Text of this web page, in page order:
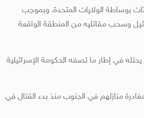
بوساطة الولايات المتحدة. وبموجب
وسحب مقاتليه من المنطقة الواقعة
في ​إطار ما تصفه الحكومة الإسرائيلية
منازلهم في الجنوب منذ بدء القتال في